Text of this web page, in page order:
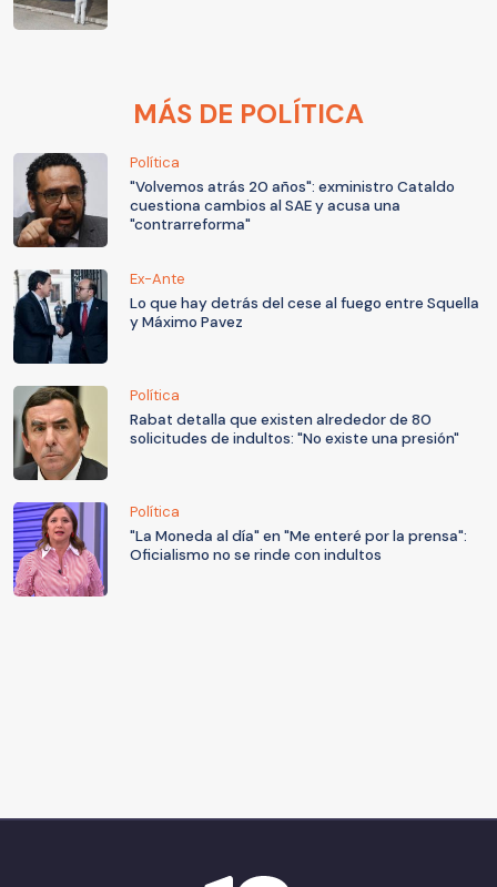
MÁS DE POLÍTICA
Política
"Volvemos atrás 20 años": exministro Cataldo
cuestiona cambios al SAE y acusa una
"contrarreforma"
Ex-Ante
Lo que hay detrás del cese al fuego entre Squella
y Máximo Pavez
Política
Rabat detalla que existen alrededor de 80
solicitudes de indultos: "No existe una presión"
Política
"La Moneda al día" en "Me enteré por la prensa":
Oficialismo no se rinde con indultos